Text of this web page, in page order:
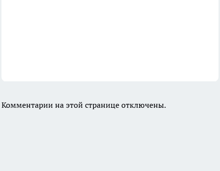
Комментарии на этой странице отключены.